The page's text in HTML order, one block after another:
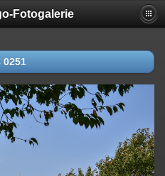
Fotogalerie
0251